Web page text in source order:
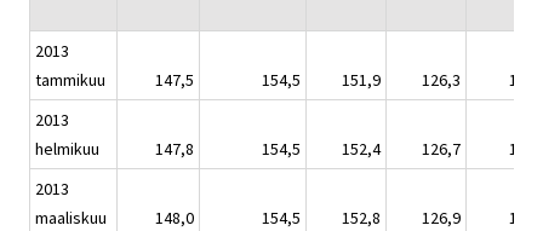
2013
tammikuu
147,5 154,5 151,9 126,3
2013
helmikuu
147,8 154,5 152,4 126,7
2013
maaliskuu
148,0 154,5 152,8 126,9